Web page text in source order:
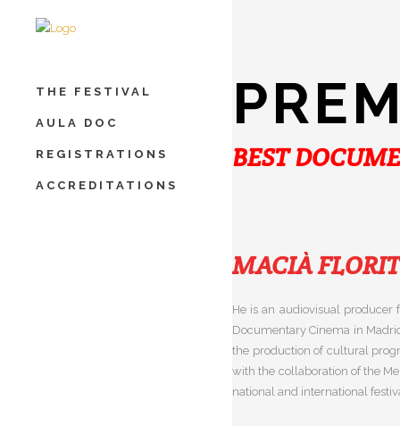
THE FESTIVAL
AULA DOC
REGISTRATIONS
ACCREDITATIONS
BEST
MACIÀ FLORIT
He is an audiovisual producer
Documentary Cinema in
the production of cultural
with the collaboration of the
national and international